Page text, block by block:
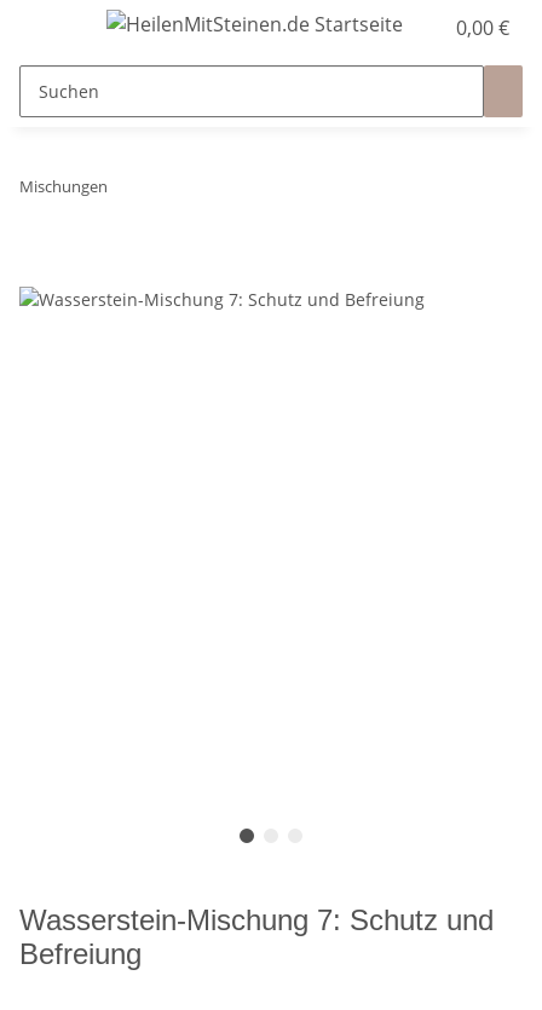
0,00 €
Mischungen
Wasserstein-Mischung 7: Schutz und
Befreiung